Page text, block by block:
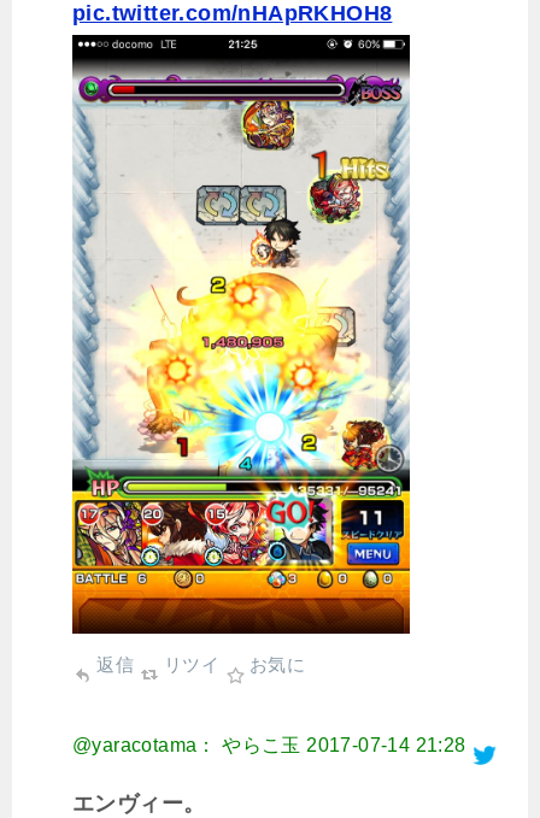
pic.twitter.com/nHApRKHOH8
返信 リツイ お気に
@yaracotama： やらこ玉 2017-07-14 21:28
エンヴィー。